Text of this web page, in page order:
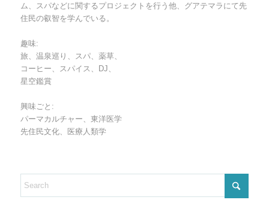
ム、スパなどに関するプロジェクトを行う他、グアテマラにて先
住民の叡智を学んでいる。
趣味:
旅、温泉巡り、スパ、薬草、
コーヒー、スパイス、DJ、
星空鑑賞
興味ごと:
パーマカルチャー、東洋医学
先住民文化、医療人類学